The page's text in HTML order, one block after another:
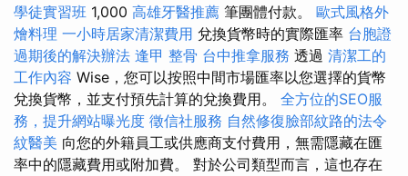
學徒實習班 1,000 高雄牙醫推薦 筆團體付款。 歐式風格外
燴料理 一小時居家清潔費用 兌換貨幣時的實際匯率 台胞證
過期後的解決辦法 逢甲 整骨 台中推拿服務 透過 清潔工的
工作內容 Wise，您可以按照中間市場匯率以您選擇的貨幣
兌換貨幣，並支付預先計算的兌換費用。 全方位的SEO服
務，提升網站曝光度 徵信社服務 自然修復臉部紋路的法令
紋醫美 向您的外籍員工或供應商支付費用，無需隱藏在匯
率中的隱藏費用或附加費。 對於公司類型而言，這也存在